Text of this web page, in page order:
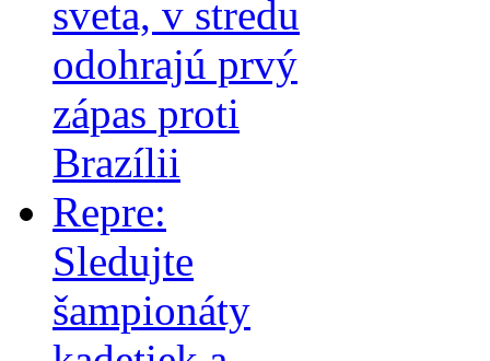
sveta, v stredu
odohrajú prvý
zápas proti
Brazílii
Repre:
Sledujte
šampionáty